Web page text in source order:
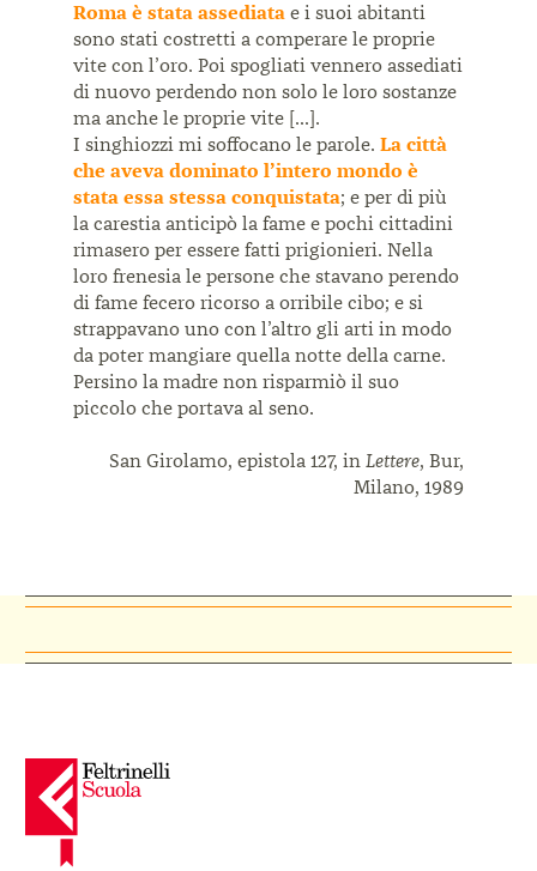
Roma è stata assediata e i suoi abitanti
sono stati costretti a comperare le proprie
vite con l’oro. Poi spogliati vennero assediati
di nuovo perdendo non solo le loro sostanze
ma anche le proprie vite [...].
I singhiozzi mi soffocano le parole. La città
che aveva dominato l’intero mondo è
stata essa stessa conquistata; e per di più
la carestia anticipò la fame e pochi cittadini
rimasero per essere fatti prigionieri. Nella
loro frenesia le persone che stavano perendo
di fame fecero ricorso a orribile cibo; e si
strappavano uno con l’altro gli arti in modo
da poter mangiare quella notte della carne.
Persino la madre non risparmiò il suo
piccolo che portava al seno.
San Girolamo, epistola 127, in Lettere, Bur,
Milano, 1989